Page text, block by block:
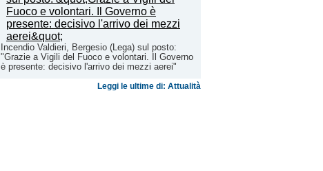
Incendio Valdieri, Bergesio (Lega) sul posto:
"Grazie a Vigili del Fuoco e volontari. Il Governo
è presente: decisivo l'arrivo dei mezzi aerei"
Leggi le ultime di: Attualità